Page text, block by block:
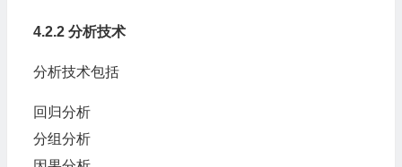
4.2.2 分析技术
分析技术包括
回归分析
分组分析